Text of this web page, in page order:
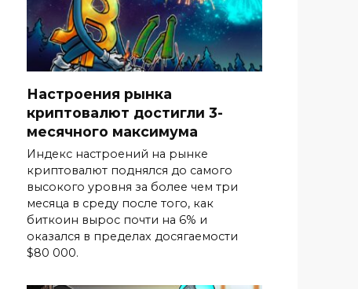
Настроения рынка
криптовалют достигли 3-
месячного максимума
Индекс настроений на рынке
криптовалют поднялся до самого
высокого уровня за более чем три
месяца в среду после того, как
биткоин вырос почти на 6% и
оказался в пределах досягаемости
$80 000.